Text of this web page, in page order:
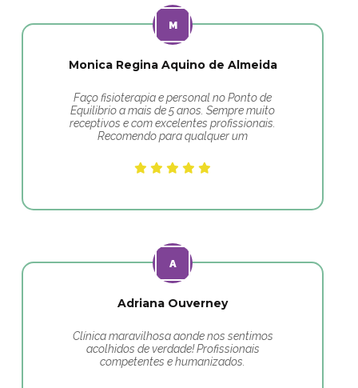
Monica Regina Aquino de Almeida
Faço fisioterapia e personal no Ponto de
Equilibrio a mais de 5 anos. Sempre muito
receptivos e com excelentes profissionais.
Recomendo para qualquer um
Adriana Ouverney
Clínica maravilhosa aonde nos sentimos
acolhidos de verdade! Profissionais
competentes e humanizados.